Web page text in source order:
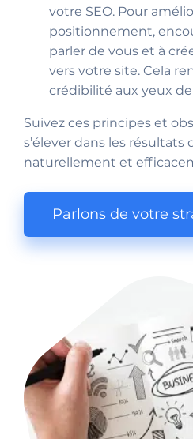
votre SEO. Pour
positionnement,
parler de vous et à
vers votre site. Cela
crédibilité aux yeux de
Suivez ces principes et
s’élever dans les résultats
naturellement et
Parlons de votre